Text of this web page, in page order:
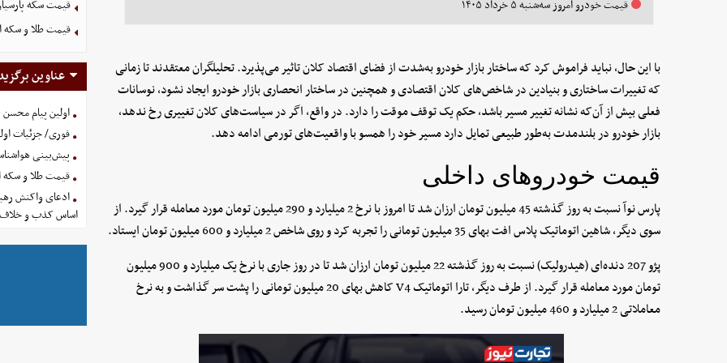
قیمت خودرو امروز سه‌شنبه ۵ خرداد ۱۴۰۵
با این حال، نباید فراموش کرد که ساختار بازار خودرو به‌شدت از فضای اقتصاد کلان تاثیر می‌پذیرد. تحلیلگران معتقدند تا زمانی
که تغییرات ساختاری و بنیادین در شاخص‌های کلان اقتصادی و همچنین در ساختار انحصاری بازار خودرو ایجاد نشود، نوسانات
فعلی بیش از آن‌که نشانه تغییر مسیر باشد، حکم یک توقف موقت را دارد. در واقع، اگر در سیاست‌های کلان تغییری رخ ندهد،
بازار خودرو در بلندمدت به‌طور طبیعی تمایل دارد مسیر خود را همسو با واقعیت‌های تورمی ادامه دهد.
قیمت خودروهای داخلی
پارس نوآ نسبت به روز گذشته 45 میلیون تومان ارزان شد تا امروز با نرخ 2 میلیارد و 290 میلیون تومان مورد معامله قرار گیرد. از
سوی دیگر، شاهین اتوماتیک پلاس افت بهای 35 میلیون تومانی را تجربه کرد و روی شاخص 2 میلیارد و 600 میلیون تومان ایستاد.
پژو 207 دنده‌ای (هیدرولیک) نسبت به روز گذشته 22 میلیون تومان ارزان شد تا در روز جاری با نرخ یک میلیارد و 900 میلیون
تومان مورد معامله قرار گیرد. از طرف دیگر، تارا اتوماتیک V4 کاهش بهای 20 میلیون تومانی را پشت سر گذاشت و به نرخ
معاملاتی 2 میلیارد و 460 میلیون تومان رسید.
قیمت سکه پارسیان ۱۰۰ سوت امروز پنجشنبه 15
قیمت طلا و سکه امروز
عناوین
اولین پیام
فوری/ جزئیات
پیش‌بینی هواشناسی
قیمت طلا و سکه امروز
ادعای واکنش
اساس کذب و